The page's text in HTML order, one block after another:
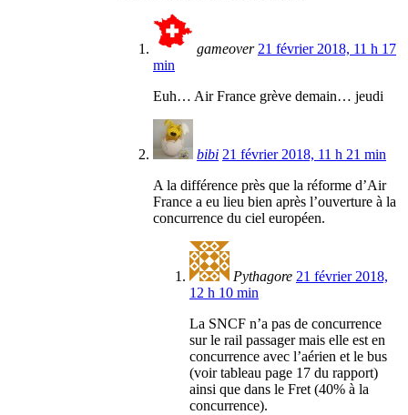
gameover 21 février 2018, 11 h 17
min
Euh… Air France grève demain… jeudi
bibi 21 février 2018, 11 h 21 min
A la différence près que la réforme d’Air
France a eu lieu bien après l’ouverture à la
concurrence du ciel européen.
Pythagore 21 février 2018,
12 h 10 min
La SNCF n’a pas de concurrence
sur le rail passager mais elle est en
concurrence avec l’aérien et le bus
(voir tableau page 17 du rapport)
ainsi que dans le Fret (40% à la
concurrence).